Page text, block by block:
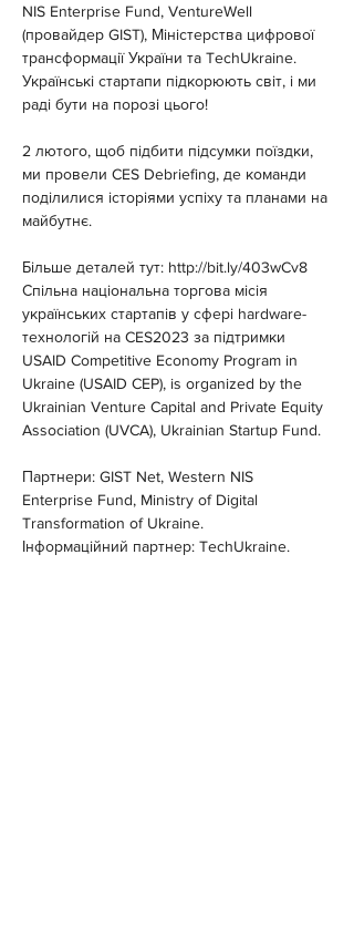
NIS Enterprise Fund, VentureWell
(провайдер GIST), Міністерства цифрової
трансформації України та TechUkraine.
Українські стартапи підкорюють світ, і ми
раді бути на порозі цього!
2 лютого, щоб підбити підсумки поїздки,
ми провели CES Debriefing, де команди
поділилися історіями успіху та планами на
майбутнє.
Більше деталей тут: http://bit.ly/403wCv8
Спільна національна торгова місія
українських стартапів у сфері hardware-
технологій на CES2023 за підтримки
USAID Competitive Economy Program in
Ukraine (USAID CEP), is organized by the
Ukrainian Venture Capital and Private Equity
Association (UVCA), Ukrainian Startup Fund.
Партнери: GIST Net, Western NIS
Enterprise Fund, Ministry of Digital
Transformation of Ukraine.
Інформаційний партнер: TechUkraine.